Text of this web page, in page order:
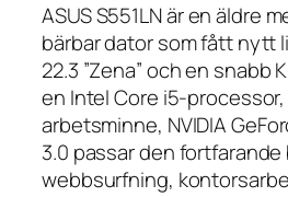
ASUS S551LN är en äldre
bärbar dator som fått nytt
22.3 ”Zena” och en snabb
en Intel Core i5-processor,
arbetsminne, NVIDIA
3.0 passar den fortfarande
webbsurfning,